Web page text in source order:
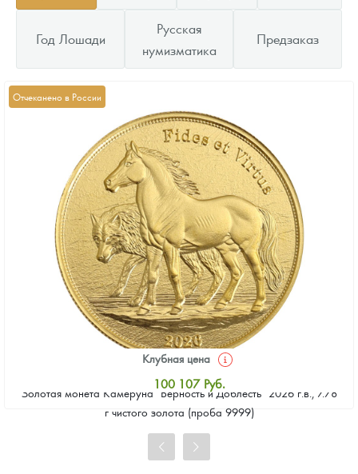
Год Лошади
Русская
нумизматика
Предзаказ
Отчеканено в России
Золотая монета Камеруна "Верность и Доблесть" 2026 г.в., 7.78
г чистого золота (проба 9999)
Клубная цена
100 107 Руб.
Стандартная цена
Цена выкупа